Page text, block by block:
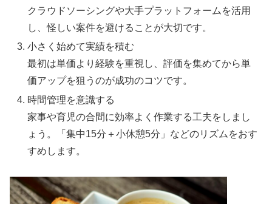
クラウドソーシングや大手プラットフォームを活用
し、怪しい案件を避けることが大切です。
小さく始めて実績を積む
最初は単価より経験を重視し、評価を集めてから単
価アップを狙うのが成功のコツです。
時間管理を意識する
家事や育児の合間に効率よく作業する工夫をしまし
ょう。「集中15分＋小休憩5分」などのリズムをおす
すめします。